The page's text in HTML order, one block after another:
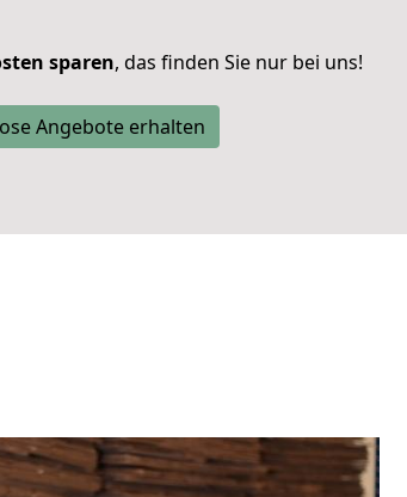
sparen, das finden Sie nur bei uns!
Angebote erhalten